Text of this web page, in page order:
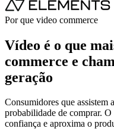
Por que video commerce
Vídeo é o que
commerce e
geração
Consumidores que
probabilidade de comprar.
confiança e aproxima o